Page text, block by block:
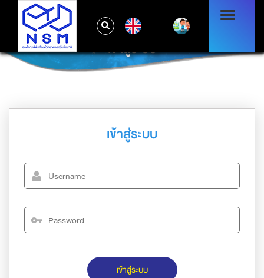
เข้าสู่ระบบ
เข้าสู่ระบบ
เข้าสู่ระบบ